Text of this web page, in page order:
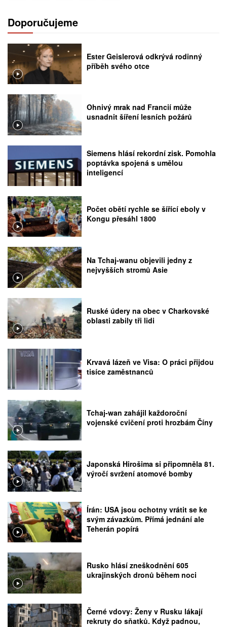
Doporučujeme
Ester Geislerová odkrývá rodinný
příběh svého otce
Ohnivý mrak nad Francií může
usnadnit šíření lesních požárů
Siemens hlásí rekordní zisk. Pomohla
poptávka spojená s umělou
inteligencí
Počet obětí rychle se šířící eboly v
Kongu přesáhl 1800
Na Tchaj-wanu objevili jedny z
nejvyšších stromů Asie
Ruské údery na obec v Charkovské
oblasti zabily tři lidi
Krvavá lázeň ve Visa: O práci přijdou
tisíce zaměstnanců
Tchaj-wan zahájil každoroční
vojenské cvičení proti hrozbám Číny
Japonská Hirošima si připomněla 81.
výročí svržení atomové bomby
Írán: USA jsou ochotny vrátit se ke
svým závazkům. Přímá jednání ale
Teherán popírá
Rusko hlásí zneškodnění 605
ukrajinských dronů během noci
Černé vdovy: Ženy v Rusku lákají
rekruty do sňatků. Když padnou,